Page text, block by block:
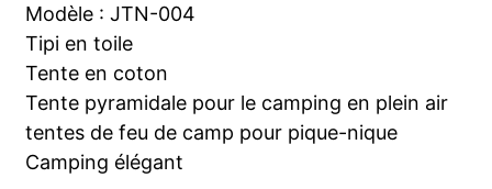
Modèle : JTN-004
Tipi en toile
Tente en coton
Tente pyramidale pour le camping en plein air
tentes de feu de camp pour pique-nique
Camping élégant